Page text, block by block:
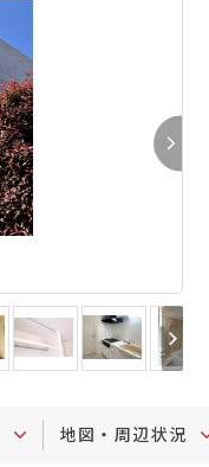
地図・周辺状況